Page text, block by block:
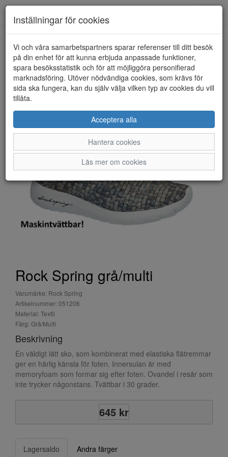
HEM ROCK SPRING
Rock Spring grå/multi
Varumärke: Rock Spring
Artikelnummer: 051206
Material: Textil
Färg: Grå/Multi
Beskrivning
En väldigt lätt sko, som kombinerat med elastiska flätremmar
ger en härlig känsla för foten. Innersulan är med
memoryfoam som formar sig efter foten. Ovandel i resår som
inte trycker någonstans. Tvättbar i 30 grader.
645 kr
Lagersaldo Andra färger
Inställningar för cookies
Vi och våra samarbetspartners sparar referenser till ditt besök
på din enhet för att kunna erbjuda anpassade funktioner,
spara besöksstatistik och för att möjliggöra personifierad
marknadsföring. Utöver nödvändiga cookies, som krävs för
sida ska fungera, kan du själv välja vilken typ av cookies du vill
tillåta.
Acceptera alla
Hantera cookies
Läs mer om cookies